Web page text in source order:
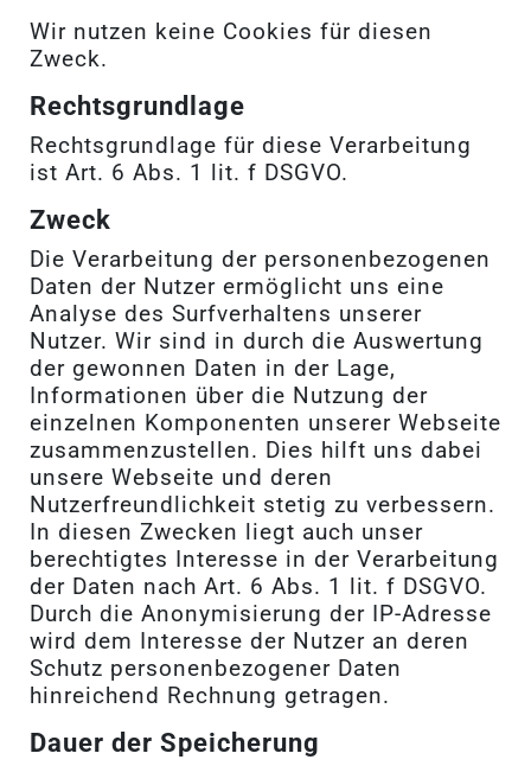
Wir nutzen keine Cookies für diesen
Zweck.
Rechtsgrundlage
Rechtsgrundlage für diese Verarbeitung
ist Art. 6 Abs. 1 lit. f DSGVO.
Zweck
Die Verarbeitung der personenbezogenen
Daten der Nutzer ermöglicht uns eine
Analyse des Surfverhaltens unserer
Nutzer. Wir sind in durch die Auswertung
der gewonnen Daten in der Lage,
Informationen über die Nutzung der
einzelnen Komponenten unserer Webseite
zusammenzustellen. Dies hilft uns dabei
unsere Webseite und deren
Nutzerfreundlichkeit stetig zu verbessern.
In diesen Zwecken liegt auch unser
berechtigtes Interesse in der Verarbeitung
der Daten nach Art. 6 Abs. 1 lit. f DSGVO.
Durch die Anonymisierung der IP-Adresse
wird dem Interesse der Nutzer an deren
Schutz personenbezogener Daten
hinreichend Rechnung getragen.
Dauer der Speicherung